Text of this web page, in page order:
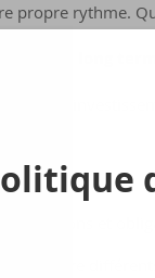
propre rythme.
à long
actions et
entre